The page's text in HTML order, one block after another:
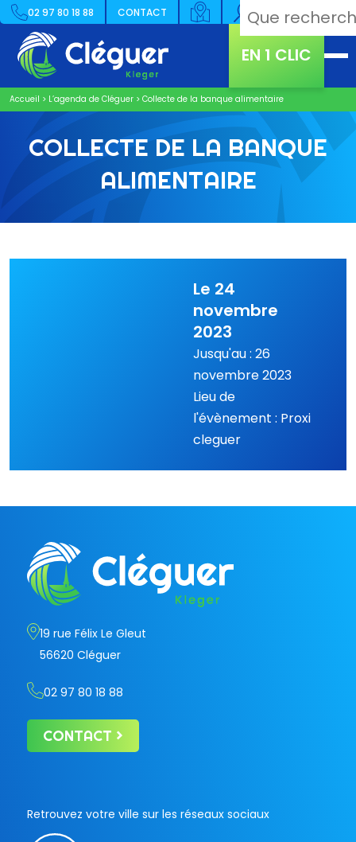
02 97 80 18 88 CONTACT
EN 1 CLIC
Accueil > L’agenda de Cléguer > Collecte de la banque alimentaire
COLLECTE DE LA BANQUE
ALIMENTAIRE
Le 24
novembre
2023
Jusqu'au : 26
novembre 2023
Lieu de
l'évènement : Proxi
cleguer
19 rue Félix Le Gleut
56620 Cléguer
02 97 80 18 88
CONTACT
Retrouvez votre ville sur les réseaux sociaux